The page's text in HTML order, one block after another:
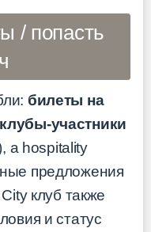
/ попасть
билеты на
участники
а hospitality
предложения
клуб также
и статус